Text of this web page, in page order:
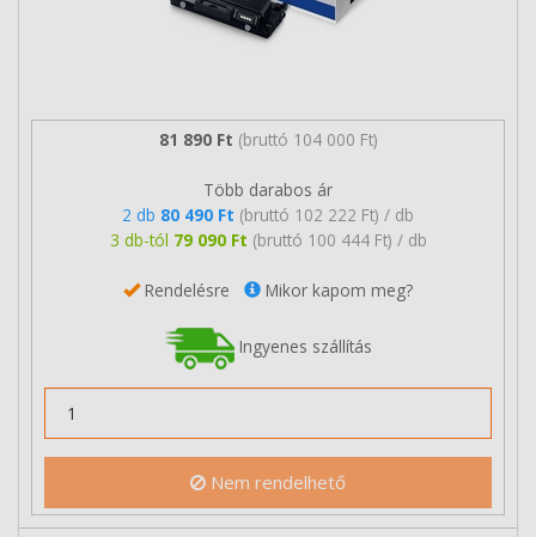
81 890 Ft (bruttó 104 000 Ft)
Több darabos ár
2 db 80 490 Ft (bruttó 102 222 Ft) / db
3 db-tól 79 090 Ft (bruttó 100 444 Ft) / db
Rendelésre Mikor kapom meg?
Ingyenes szállítás
Nem rendelhető